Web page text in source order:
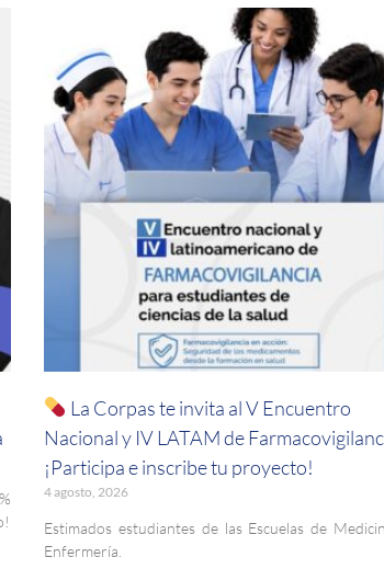
La Corpas te invita al V Encuentro
Nacional y IV LATAM de
¡Participa e inscribe tu proyecto!
4 agosto, 2026
Estimados estudiantes de las Escuelas de
Enfermería.